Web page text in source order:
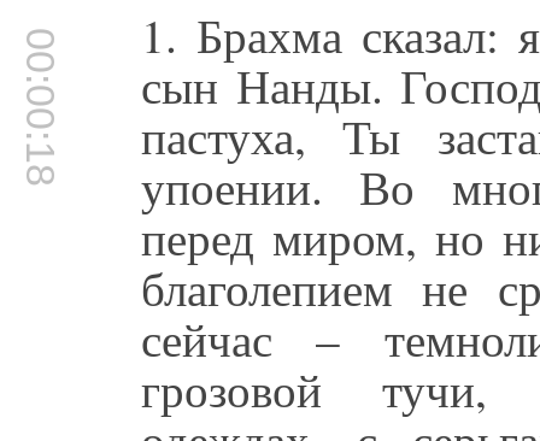
00:00:18 1. Брахма
сын Нанды.
пастуха, Ты
упоении. Во
перед миром, но
благолепием не
сейчас –
грозовой